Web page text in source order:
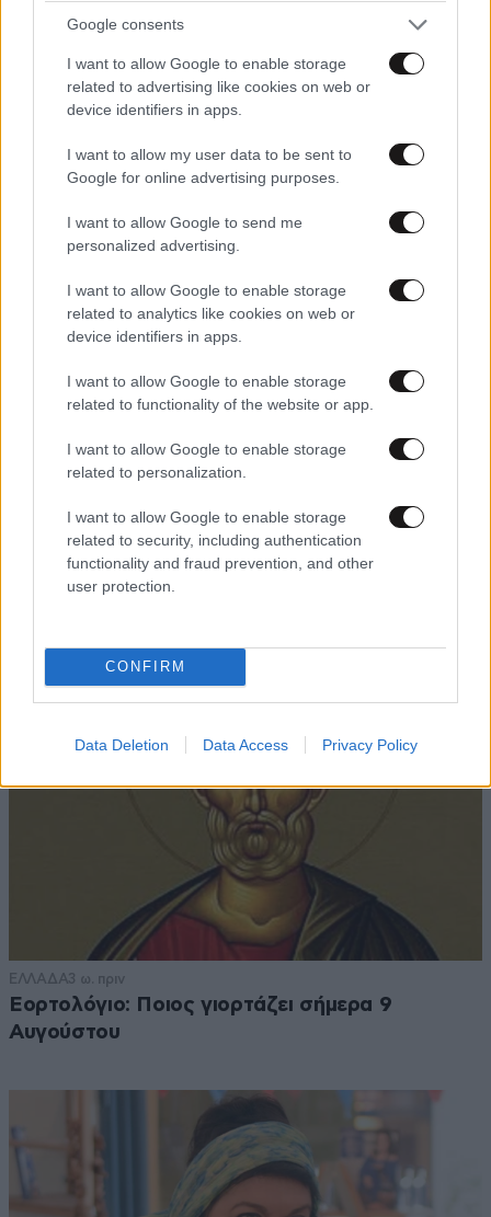
Google consents
I want to allow Google to enable storage
related to advertising like cookies on web or
device identifiers in apps.
I want to allow my user data to be sent to
Google for online advertising purposes.
I want to allow Google to send me
personalized advertising.
I want to allow Google to enable storage
related to analytics like cookies on web or
device identifiers in apps.
I want to allow Google to enable storage
related to functionality of the website or app.
I want to allow Google to enable storage
related to personalization.
I want to allow Google to enable storage
related to security, including authentication
functionality and fraud prevention, and other
user protection.
CONFIRM
Data Deletion Data Access Privacy Policy
Η αυτοκρατορία του «Έντικ» και ο «μεγάλος»
όρος Greek Mafia
LIFESTYLE08·08·2026 09:01
Νία Βαρντάλος – Σπύρος Κατσαγάνης: Μια
σχέση που θυμίζει σενάριο ταινίας και μετρά
ΕΛΛΑΔΑ3 ω. πριν
Εορτολόγιο: Ποιος γιορτάζει σήμερα 9
Αυγούστου